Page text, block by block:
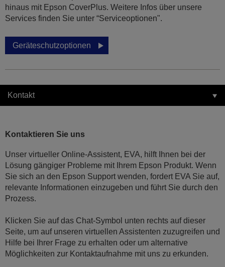
hinaus mit Epson CoverPlus. Weitere Infos über unsere
Services finden Sie unter “Serviceoptionen".
Geräteschutzoptionen
Kontakt
Kontaktieren Sie uns
Unser virtueller Online-Assistent, EVA, hilft Ihnen bei der
Lösung gängiger Probleme mit Ihrem Epson Produkt. Wenn
Sie sich an den Epson Support wenden, fordert EVA Sie auf,
relevante Informationen einzugeben und führt Sie durch den
Prozess.
Klicken Sie auf das Chat-Symbol unten rechts auf dieser
Seite, um auf unseren virtuellen Assistenten zuzugreifen und
Hilfe bei Ihrer Frage zu erhalten oder um alternative
Möglichkeiten zur Kontaktaufnahme mit uns zu erkunden.